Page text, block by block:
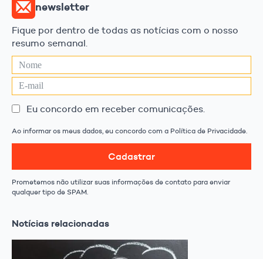
newsletter
Fique por dentro de todas as notícias com o nosso
resumo semanal.
Eu concordo em receber comunicações.
Ao informar os meus dados, eu concordo com a Política de Privacidade.
Cadastrar
Prometemos não utilizar suas informações de contato para enviar
qualquer tipo de SPAM.
Notícias relacionadas